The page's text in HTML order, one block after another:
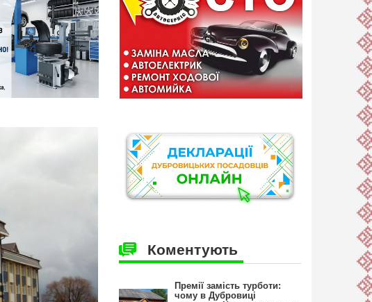
Коментують
Премії замість турботи:
чому в Дубровиці